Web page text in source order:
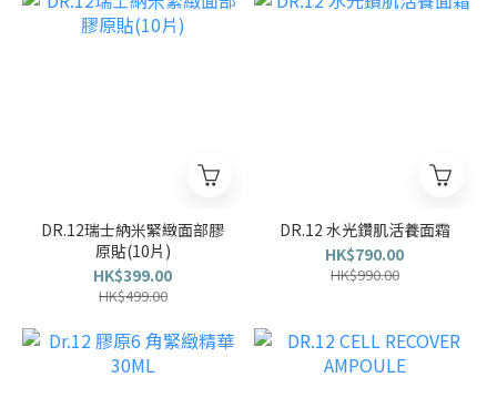
DR.12瑞士納米緊緻面部膠
原貼(10片)
HK$399.00
HK$499.00
DR.12 水光鑽肌活養面霜
HK$790.00
HK$990.00